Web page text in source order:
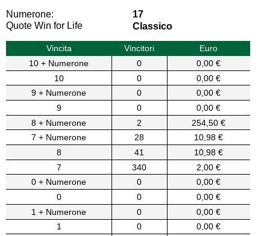
Numerone:
17
Quote Win for Life
Classico
Vincita Vincitori
Euro
10 + Numerone
0
0,00 €
10
0
0,00 €
9 + Numerone
0
0,00 €
9
0
0,00 €
8 + Numerone
2
254,50 €
7 + Numerone
28
10,98 €
8
41
10,98 €
7
340
2,00 €
0 + Numerone
0
0,00 €
0
0
0,00 €
1 + Numerone
0
0,00 €
1
0
0,00 €